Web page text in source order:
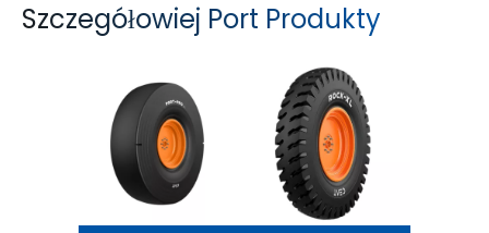
Szczegółowiej Port Produkty